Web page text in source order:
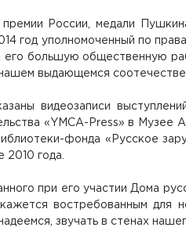
России, медали
год уполномоченный по
его большую общественную
выдающемся
видеозаписи
«YMCA-Press» в Музее
фонда «Русское
2010 года.
при его участии Дома
востребованным для
звучать в стенах